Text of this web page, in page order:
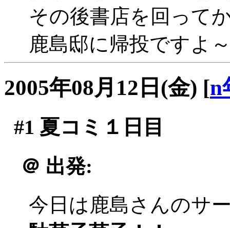
その後書店を回って
鹿島邸に帰投ですよ
2005年08月12日(金) [n
#1 夏コミ１日目
＠ 出発:
今日は鹿島さんのサ